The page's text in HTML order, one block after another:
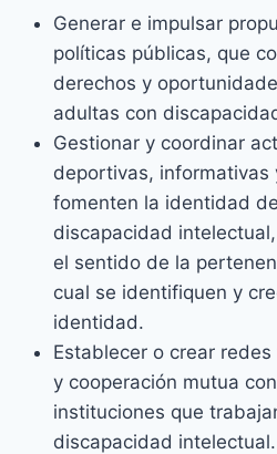
Generar e impulsar
políticas públicas, que
derechos y
adultas con
Gestionar y coordinar
deportivas, informativas
fomenten la identidad
discapacidad
el sentido de la
cual se identifiquen y
identidad.
Establecer o crear
y cooperación mutua
instituciones que
discapacidad intelectual.